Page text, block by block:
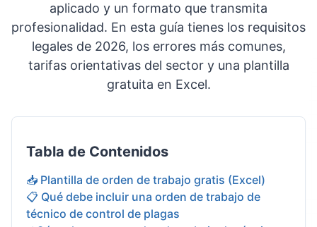
aplicado y un formato que transmita
profesionalidad. En esta guía tienes los requisitos
legales de 2026, los errores más comunes,
tarifas orientativas del sector y una plantilla
gratuita en Excel.
Tabla de Contenidos
📥 Plantilla de orden de trabajo gratis (Excel)
📋 Qué debe incluir una orden de trabajo de
técnico de control de plagas